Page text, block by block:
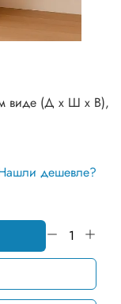
виде (Д х Ш х В),
дешевле?